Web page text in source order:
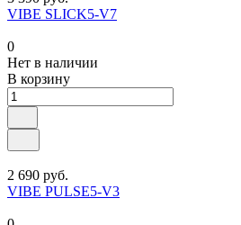
VIBE SLICK5-V7
0
Нет в наличии
В корзину
2 690 руб.
VIBE PULSE5-V3